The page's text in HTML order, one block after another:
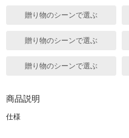
贈り物のシーンで選ぶ
贈り物のシーンで選ぶ
贈り物のシーンで選ぶ
商品説明
仕様